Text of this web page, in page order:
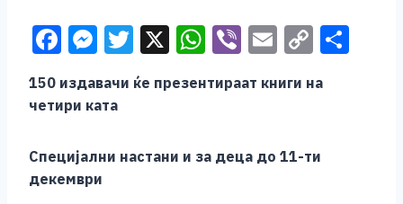
F
c
e
b
o
M
ss
n
g
T
wi
tt
X W
at
A
Vi
er
E
ai
C
p
Li
150 издавачи ќе презентираат книги на
четири ката
Специјални настани и за деца до 11-ти
декември